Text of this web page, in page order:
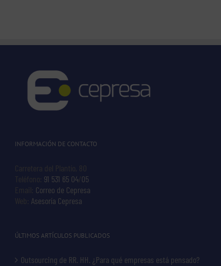
INFORMACIÓN DE CONTACTO
Carretera del Plantío, 80
Teléfono: 91 531 65 04 05
Email: Correo de Cepresa
Web: Asesoría Cepresa
ÚLTIMOS ARTÍCULOS PUBLICADOS
Outsourcing de RR. HH. ¿Para qué empresas está pensado?